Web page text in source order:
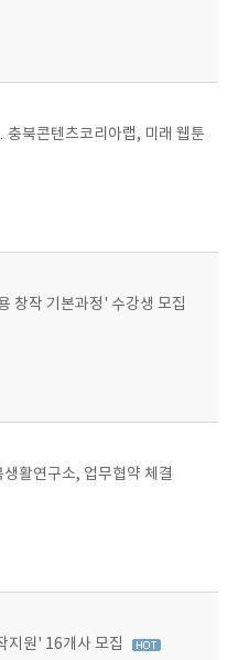
북콘텐츠코리아랩, 미래 웹툰
창작 기본과정' 수강생 모집
활연구소, 업무협약 체결
지원' 16개사 모집